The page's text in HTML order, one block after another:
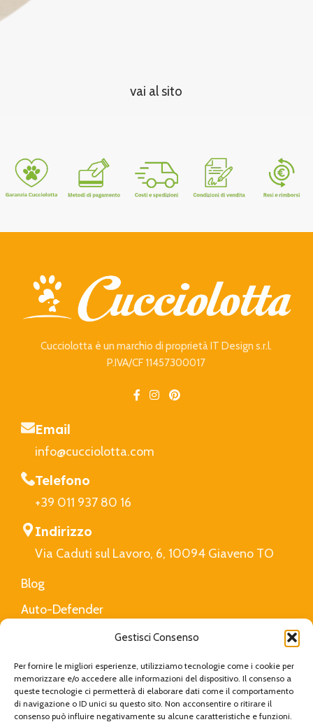
Gestisci Consenso
Per fornire le migliori esperienze, utilizziamo tecnologie come i cookie per
memorizzare e/o accedere alle informazioni del dispositivo. Il consenso a
queste tecnologie ci permetterà di elaborare dati come il comportamento
di navigazione o ID unici su questo sito. Non acconsentire o ritirare il
consenso può influire negativamente su alcune caratteristiche e funzioni.
vai al sito
Cucciolotta è un marchio di proprietà IT Design s.r.l.
P.IVA/CF 11457300017
Email
info@cucciolotta.com
Telefono
+39 011 937 80 16
Indirizzo
Via Caduti sul Lavoro, 6, 10094 Giaveno TO
Blog
Auto-Defender
Privacy Policy
CucciolottaCreated with Love byViva Digital|